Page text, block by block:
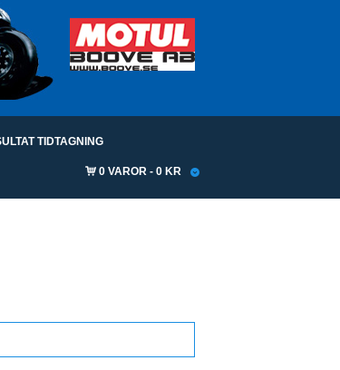
TIDTAGNING
0 VAROR 0 KR